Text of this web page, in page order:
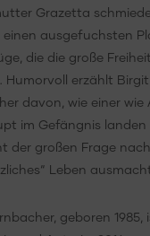
Grazetta
einen ausgefuchsten
die die große
Humorvoll erzählt Birgit
davon, wie einer wie
im Gefängnis landen
der großen Frage
Leben
geboren 1985,